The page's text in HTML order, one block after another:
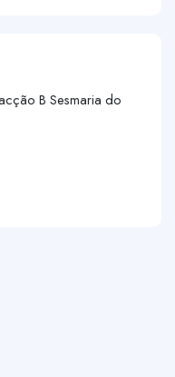
B Sesmaria do